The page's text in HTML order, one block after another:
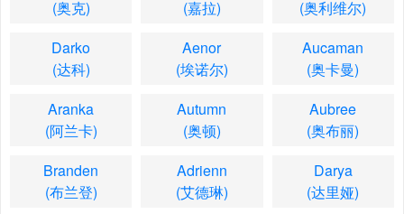
(奥克)
(嘉拉)
(奥利维尔)
Darko
(达科)
Aenor
(埃诺尔)
Aucaman
(奥卡曼)
Aranka
(阿兰卡)
Autumn
(奥顿)
Aubree
(奥布丽)
Branden
(布兰登)
Adrienn
(艾德琳)
Darya
(达里娅)